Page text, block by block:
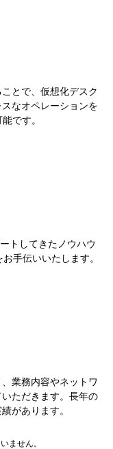
とで、仮想化デスク
なオペレーションを
です。
トしてきたノウハウ
手伝いいたします。
業務内容やネットワ
ただきます。長年の
があります。
ません。